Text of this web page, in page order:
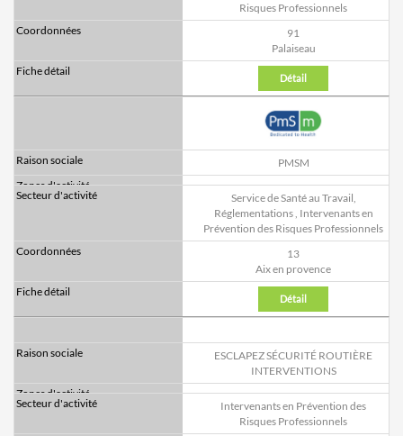
Risques Professionnels
91
Palaiseau
Détail
PMSM
Service de Santé au Travail,
Réglementations, Intervenants en
Prévention des Risques Professionnels
13
Aix en provence
Détail
ESCLAPEZ SÉCURITÉ ROUTIÈRE
INTERVENTIONS
Intervenants en Prévention des
Risques Professionnels